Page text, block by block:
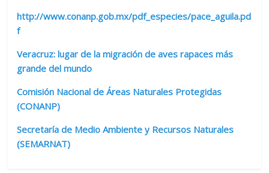
http://www.conanp.gob.mx/pdf_especies/pace_aguila.pd
f
Veracruz: lugar de la migración de aves rapaces más
grande del mundo
Comisión Nacional de Áreas Naturales Protegidas
(CONANP)
Secretaría de Medio Ambiente y Recursos Naturales
(SEMARNAT)